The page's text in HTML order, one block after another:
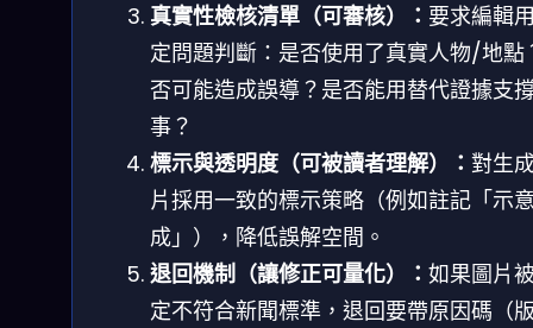
真實性檢核清單（可審核）： 要求編輯
定問題判斷：是否使用了真實人物/地點
否可能造成誤導？是否能用替代證據支
事？
標示與透明度（可被讀者理解）： 對生
片採用一致的標示策略（例如註記「示
成」），降低誤解空間。
退回機制（讓修正可量化）： 如果圖片
定不符合新聞標準，退回要帶原因碼（